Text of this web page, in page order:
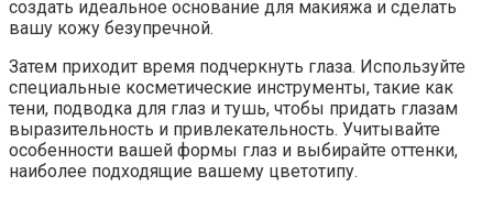
создать идеальное основание для макияжа и сделать
вашу кожу безупречной.
Затем приходит время подчеркнуть глаза. Используйте
специальные косметические инструменты, такие как
тени, подводка для глаз и тушь, чтобы придать глазам
выразительность и привлекательность. Учитывайте
особенности вашей формы глаз и выбирайте оттенки,
наиболее подходящие вашему цветотипу.